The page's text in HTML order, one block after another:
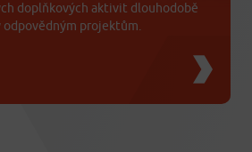
doplňkových aktivit dlouhodobě
projektům.